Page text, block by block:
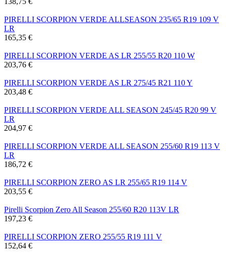
PIRELLI SCORPION VERDE ALLSEASON 235/65 R19 109 V
LR
165,35 €
PIRELLI SCORPION VERDE AS LR 255/55 R20 110 W
203,76 €
PIRELLI SCORPION VERDE AS LR 275/45 R21 110 Y
203,48 €
PIRELLI SCORPION VERDE ALL SEASON 245/45 R20 99 V
LR
204,97 €
PIRELLI SCORPION VERDE ALL SEASON 255/60 R19 113 V
LR
186,72 €
PIRELLI SCORPION ZERO AS LR 255/65 R19 114 V
203,55 €
Pirelli Scorpion Zero All Season 255/60 R20 113V LR
197,23 €
PIRELLI SCORPION ZERO 255/55 R19 111 V
152,64 €